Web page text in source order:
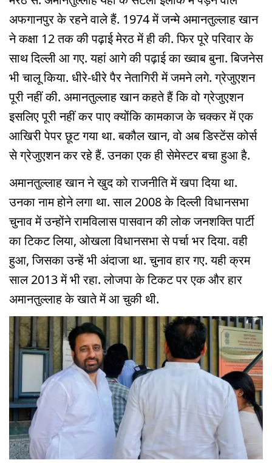
अफगानपुर के रहने वाले हैं. 1974 में जन्मे अमानतुल्लाह खान
ने कक्षा 12 तक की पढ़ाई मेरठ में ही की. फिर पूरे परिवार के
साथ दिल्ली आ गए. यहां आगे की पढ़ाई का ख्वाब बुना. बिजनेस
भी चालू किया. धीरे-धीरे पैर नेतागिरी में जमने लगे. ग्रेजुएशन
पूरी नहीं की. अमानतुल्लाह खान कहते हैं कि वो ग्रेजुएशन
इसलिए पूरी नहीं कर पाए क्योंकि कामकाज के चक्कर में एक
आखिरी पेपर छूट गया था. बकौल खान, वो अब डिस्टेंस कोर्स
से ग्रेजुएशन कर रहे हैं. उनका एक ही सेमेस्टर बचा हुआ है.
अमानतुल्लाह खान ने खुद को राजनीति में खपा दिया था.
उनका नाम होने लगा था. साल 2008 के दिल्ली विधानसभा
चुनाव में उन्होंने रामविलास पासवान की लोक जनशक्ति पार्टी
का टिकट लिया, ओखला विधानसभा से पर्चा भर दिया. वही
हुआ, जिसका उन्हें भी अंदाजा था. चुनाव हार गए. यही क्रम
साल 2013 में भी रहा. लोजपा के टिकट पर एक और हार
अमानतुल्लाह के खाते में आ चुकी थी.